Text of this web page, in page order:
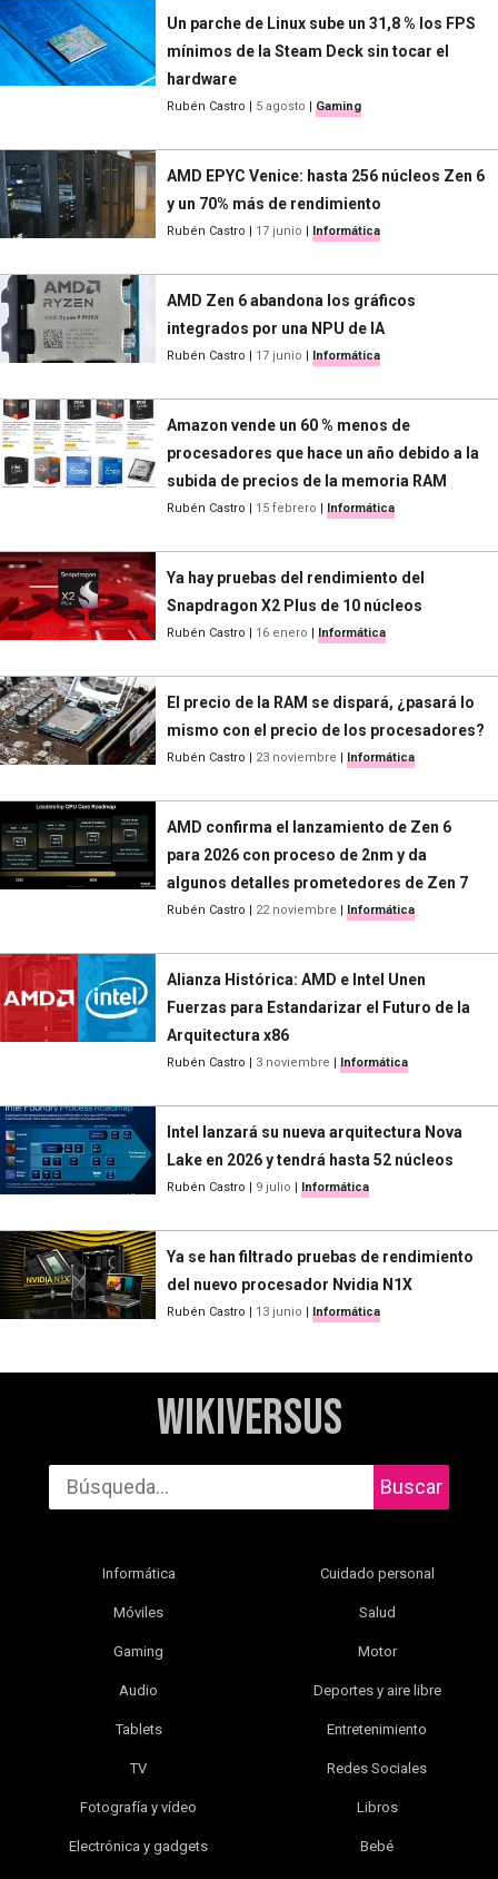
Un parche de Linux sube un 31,8 % los FPS
mínimos de la Steam Deck sin tocar el
hardware
Rubén Castro 5 agosto Gaming
AMD EPYC Venice: hasta 256 núcleos Zen 6
y un 70% más de rendimiento
Rubén Castro 17 junio Informática
AMD Zen 6 abandona los gráficos
integrados por una NPU de IA
Rubén Castro 17 junio Informática
Amazon vende un 60 % menos de
procesadores que hace un año debido a la
subida de precios de la memoria RAM
Rubén Castro 15 febrero Informática
Ya hay pruebas del rendimiento del
Snapdragon X2 Plus de 10 núcleos
Rubén Castro 16 enero Informática
El precio de la RAM se dispará, ¿pasará lo
mismo con el precio de los procesadores?
Rubén Castro 23 noviembre Informática
AMD confirma el lanzamiento de Zen 6
para 2026 con proceso de 2nm y da
algunos detalles prometedores de Zen 7
Rubén Castro 22 noviembre Informática
Alianza Histórica: AMD e Intel Unen
Fuerzas para Estandarizar el Futuro de la
Arquitectura x86
Rubén Castro 3 noviembre Informática
Intel lanzará su nueva arquitectura Nova
Lake en 2026 y tendrá hasta 52 núcleos
Rubén Castro 9 julio Informática
Ya se han filtrado pruebas de rendimiento
del nuevo procesador Nvidia N1X
Rubén Castro 13 junio Informática
WikiVersus
Buscar
Informática
Móviles
Gaming
Audio
Tablets
TV
Fotografía y vídeo
Electrónica y gadgets
Cuidado personal
Salud
Motor
Deportes y aire libre
Entretenimiento
Redes Sociales
Libros
Bebé